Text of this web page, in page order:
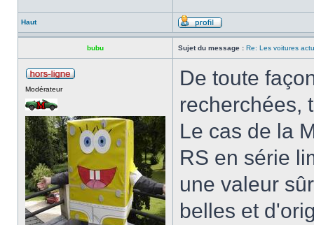
Haut
bubu Sujet du message : Re: Les voitures
Modérateur
De toute
recherchées,
Le cas de la
RS en série
une valeur
belles et